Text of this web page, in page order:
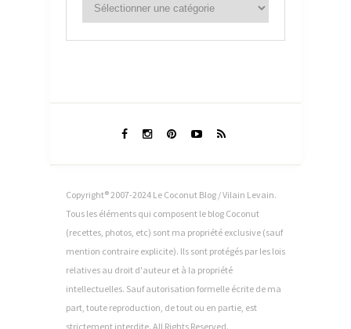
Copyright® 2007-2024 Le Coconut Blog / Vilain Levain.
Tous les éléments qui composent le blog Coconut
(recettes, photos, etc) sont ma propriété exclusive (sauf
mention contraire explicite). Ils sont protégés par les lois
relatives au droit d'auteur et à la propriété
intellectuelles. Sauf autorisation formelle écrite de ma
part, toute reproduction, de tout ou en partie, est
strictement interdite. All Rights Reserved.